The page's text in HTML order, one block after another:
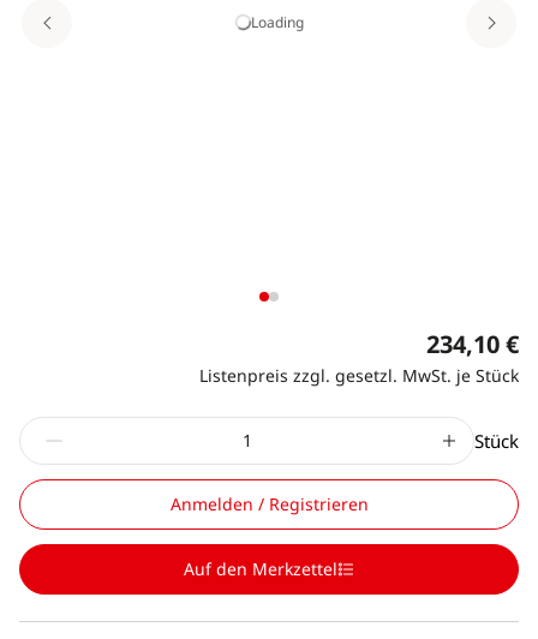
Loading
234,10 €
Listenpreis zzgl. gesetzl. MwSt. je Stück
Stück
Anmelden / Registrieren
Auf den Merkzettel